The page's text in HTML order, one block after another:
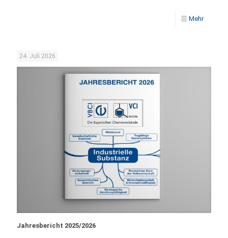
Mehr
24. Juli 2026
Jahresbericht 2025/2026